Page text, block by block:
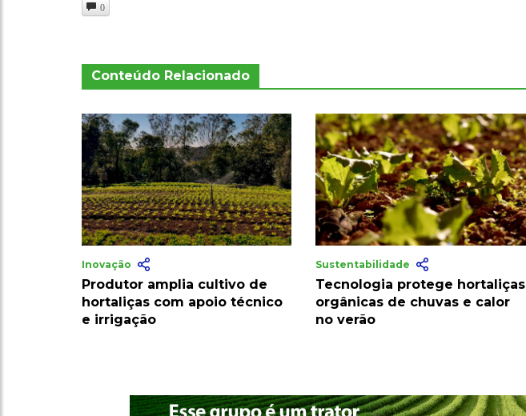
0
Conteúdo Relacionado
Inovação
Produtor amplia cultivo de
hortaliças com apoio técnico
e irrigação
Sustentabilidade
Tecnologia protege hortaliças
orgânicas de chuvas e calor
no verão